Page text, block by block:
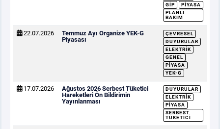
GİP
PIYASA
PLANLI
BAKIM
22.07.2026
Temmuz Ayı Organize YEK-G
Piyasası
ÇEVRESEL
DUYURULAR
ELEKTRIK
GENEL
PIYASA
YEK-G
17.07.2026
Ağustos 2026 Serbest Tüketici
Hareketleri Ön Bildirimin
Yayınlanması
DUYURULAR
ELEKTRIK
PIYASA
SERBEST
TÜKETICI